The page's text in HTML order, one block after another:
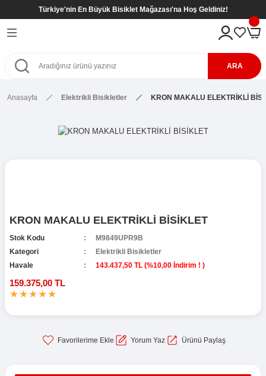
Türkiye'nin En Büyük Bisiklet Mağazası'na Hoş Geldiniz!
Geri Dön
( 6- 9 Yaş )
Geri Dön
Geri Dön
Geri Dön
ARA
Anasayfa Elektrikli Bisikletler KRON MAKALU ELEKTRİKLİ
KRON MAKALU ELEKTRİKLİ BİSİKLET
Stok Kodu
M9849UPR9B
Kategori
Elektrikli Bisikletler
Havale
143.437,50 TL (%10,00 İndirim ! )
159.375,00 TL
Yorum Yaz Ürünü Paylaş